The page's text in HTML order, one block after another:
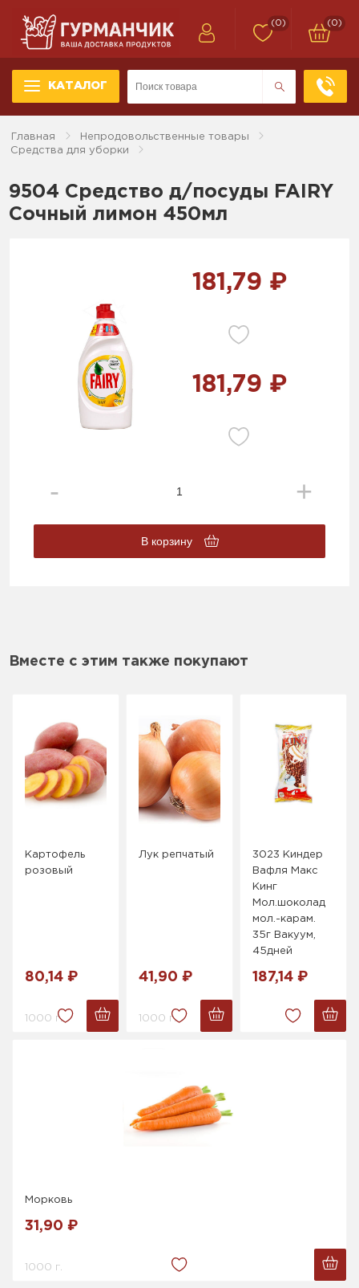
КАТАЛОГ
(0) (0)
Главная
Непродовольственные товары
Средства для уборки
9504 Средство д/посуды FAIRY
Сочный лимон 450мл
181,79 ₽
181,79 ₽
В корзину
Вместе с этим также покупают
Картофель
розовый
80,14 ₽
1000 г.
Лук репчатый
41,90 ₽
1000 г.
3023 Киндер
Вафля Макс
Кинг
Мол.шоколад
мол.-карам.
35г Вакуум,
45дней
187,14 ₽
Морковь
31,90 ₽
1000 г.